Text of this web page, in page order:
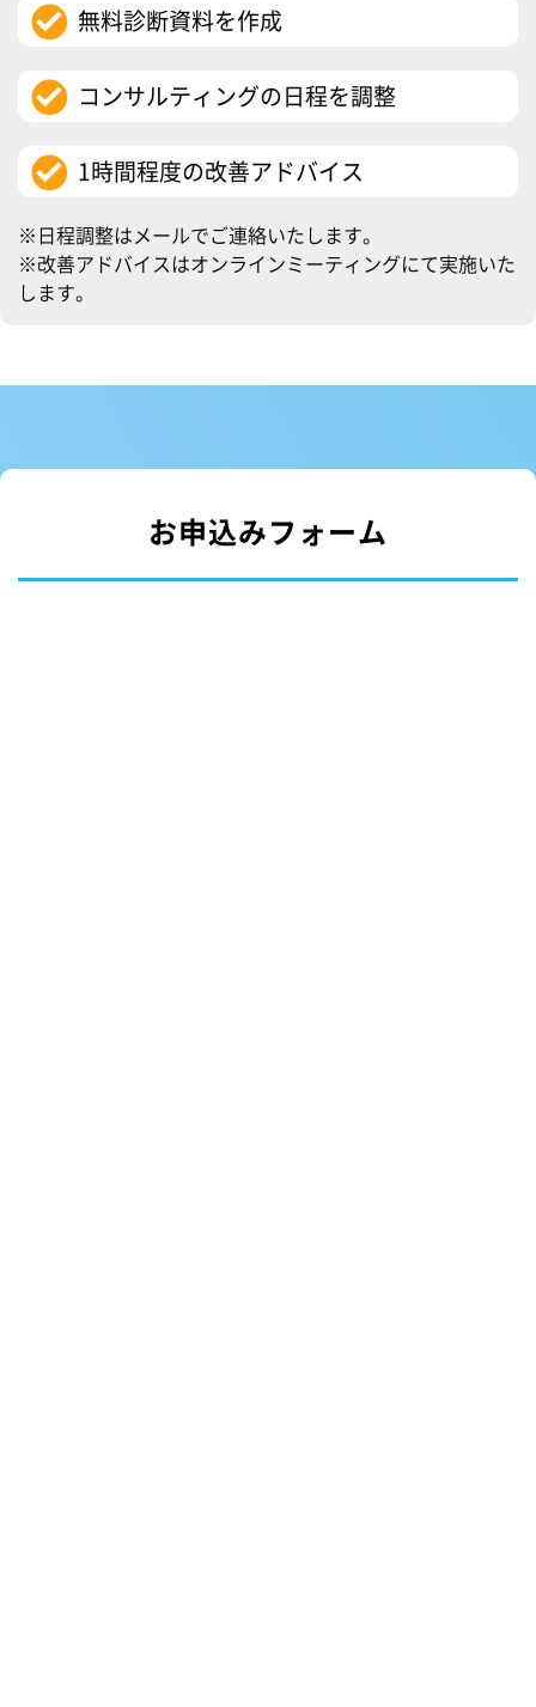
無料診断資料を作成
コンサルティングの日程を調整
1時間程度の改善アドバイス
※日程調整はメールでご連絡いたします。
※改善アドバイスはオンラインミーティングにて実施いた
します。
お申込みフォーム